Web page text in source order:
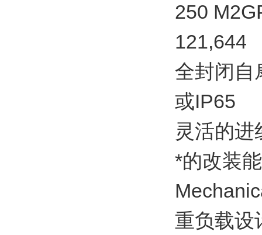
250
121,644
全封闭自
或IP65
灵活的进
*的改装
重负载设